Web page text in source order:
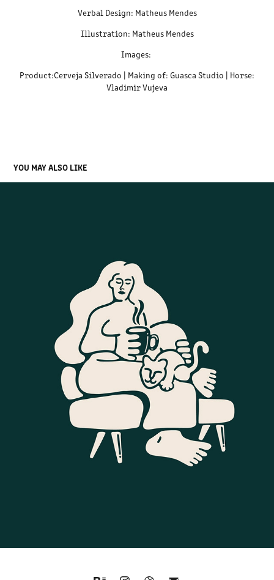
Verbal Design: Matheus Mendes
Illustration: Matheus Mendes
Images:
Product:Cerveja Silverado | Making of: Guasca Studio | Horse:
Vladimir Vujeva
YOU MAY ALSO LIKE
LUMP
2023